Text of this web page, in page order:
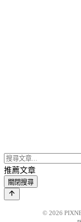
推薦文章
關閉搜尋
© 2026